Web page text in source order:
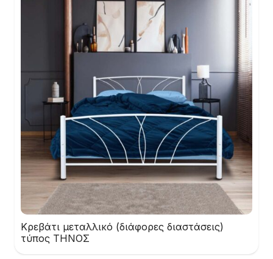
Κρεβάτι μεταλλικό (διάφορες διαστάσεις)
τύπος ΤΗΝΟΣ